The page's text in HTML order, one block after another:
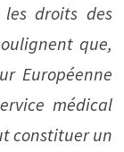
droits des
que,
Européenne
médical
constituer un